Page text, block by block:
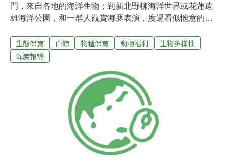
門，來自各地的海洋生物；到新北野柳海洋世界或花蓮遠
雄海洋公園，和一群人觀賞海豚表演，度過看似愜意的時
月30日海生館白鯨「blue」因亞急性敗血症死亡；去年同
樣是海生館，未有完善配套便將圈養8年的鯨鯊野放，學
年，死了10隻海豚。為了滿足人類觀賞、娛樂之需要而圈
養的海生物，無論圈養技術或環境，仍無法確保海洋生物
福祉。白鯨之死 揭開圈養困境blue之死，讓外界有機會進
入海生館參觀蓄養池。過去，經營業者海景公司以商業機
密為由不對外開放。蓄養白鯨的池子分為4小池，及1個大
展示池，成大教授王建平參觀後表示，與白鯨身長幾乎不
成比例。而這些池子，全盛期曾供8隻白鯨生活（參考
生態保育 白鯨 物種保育 動物福利
生物多樣性
深度報導